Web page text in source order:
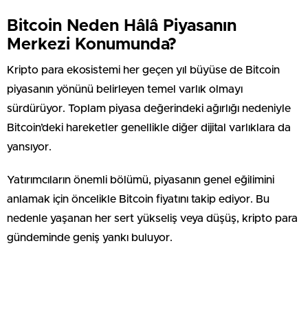
Bitcoin Neden Hâlâ Piyasanın
Merkezi Konumunda?
Kripto para ekosistemi her geçen yıl büyüse de Bitcoin
piyasanın yönünü belirleyen temel varlık olmayı
sürdürüyor. Toplam piyasa değerindeki ağırlığı nedeniyle
Bitcoin’deki hareketler genellikle diğer dijital varlıklara da
yansıyor.
Yatırımcıların önemli bölümü, piyasanın genel eğilimini
anlamak için öncelikle Bitcoin fiyatını takip ediyor. Bu
nedenle yaşanan her sert yükseliş veya düşüş, kripto para
gündeminde geniş yankı buluyor.